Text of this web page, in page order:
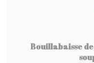
Bouillabaisse